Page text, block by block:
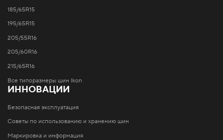
185/65R15
195/65R15
205/55R16
205/60R16
215/65R16
Все типоразмеры шин Ikon
ИННОВАЦИИ
Безопасная эксплуатация
Советы по использованию и хранению шин
Маркировка и информация